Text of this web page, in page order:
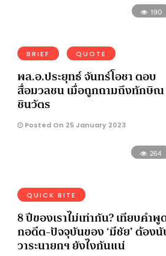
190
BRIEF QUOTE
พล.อ.ประยุทธ์ จันทร์โอชา ตอบ
สื่อมวลชน เมื่อถูกถามถึงทักษิณ
ชินวัตร
Posted On 25 January 2023
264
QUICK BITE
8 ปีของเราไม่เท่ากัน? เทียบคำพู
กอดีต-ปัจจุบันของ ‘มีชัย’ ต้อง
วาระนายกฯ ยังไงกันแน่